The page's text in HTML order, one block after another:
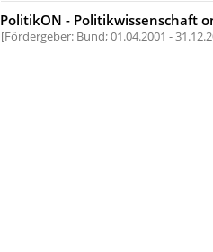
PolitikON - Politikwissenschaft
Fördergeber: Bund;01.04.2001 -